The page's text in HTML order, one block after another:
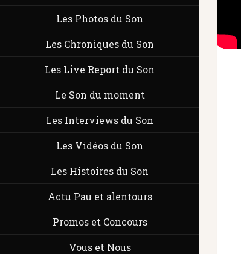
Les Photos du Son
Les Chroniques du Son
Les Live Report du Son
Le Son du moment
Les Interviews du Son
Les Vidéos du Son
Les Histoires du Son
Actu Pau et alentours
Promos et Concours
Vous et Nous